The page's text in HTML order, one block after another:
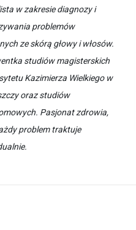
w zakresie diagnozy i
problemów
ze skórą głowy i włosów.
studiów magisterskich
Kazimierza Wielkiego w
oraz studiów
Pasjonat zdrowia,
problem traktuje